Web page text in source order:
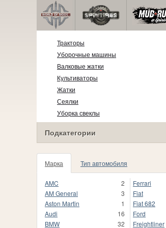
Тракторы
Уборочные машины
Валковые жатки
Культиваторы
Жатки
Сеялки
Уборка свеклы
Подкатегории
Марка Тип автомобиля
331
AMC
2
AM General
3
Aston Martin
1
Audi
16
BMW
32
Ferrari
Fiat
Fiat 682
Ford
Freightliner